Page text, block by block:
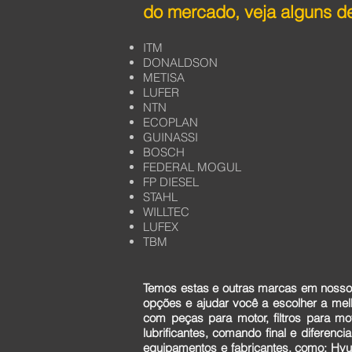
do mercado, veja alguns
ITM
DONALDSON
METISA
LUFER
NTN
ECOPLAN
GUINASSI
BOSCH
FEDERAL MOGUL
FP DIESEL
STAHL
WILLTEC
LUFEX
TBM
Temos estas e outras marcas em
opções e ajudar você a escolher a
com peças para motor, filtros para
lubrificantes, comando final e
equipamentos e fabricantes, como: